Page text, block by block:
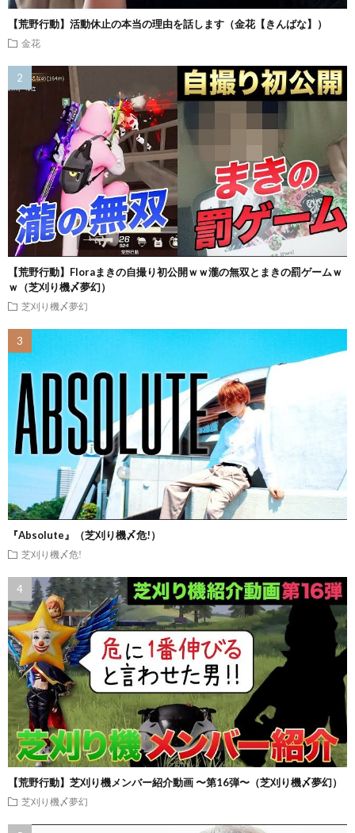
【荒野行動】活動休止の本当の理由を話します（金花【きんばな】）
金花
【荒野行動】Floraまきの自撮り初公開ｗｗ瀧の無双とまきの罰ゲームｗ
ｗ（芝刈り機〆夢幻）
芝刈り機〆夢幻
『Absolute』（芝刈り機〆危!）
芝刈り機〆危!
【荒野行動】芝刈り機メンバー紹介動画 〜第16弾〜（芝刈り機〆夢幻）
芝刈り機〆夢幻